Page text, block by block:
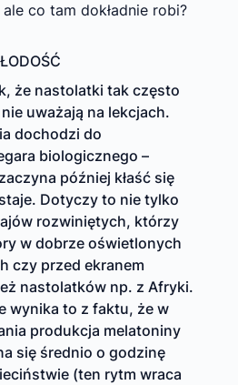
co tam dokładnie robi?
że nastolatki tak często
uważają na lekcjach.
dochodzi do
biologicznego –
później kłaść się
Dotyczy to nie tylko
rozwiniętych, którzy
w dobrze oświetlonych
czy przed ekranem
nastolatków np. z Afryki.
wynika to z faktu, że w
produkcja melatoniny
się średnio o godzinę
(ten rytm wraca